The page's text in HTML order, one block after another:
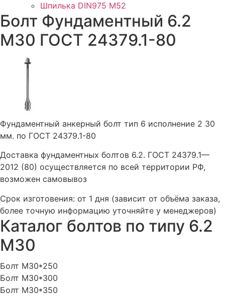
Шпилька DIN975 М52
Болт Фундаментный 6.2
М30 ГОСТ 24379.1-80
Фундаментный анкерный болт тип 6 исполнение 2 30
мм. по ГОСТ 24379.1-80
Доставка фундаментных болтов 6.2. ГОСТ 24379.1—
2012 (80) осуществляется по всей территории РФ,
возможен самовывоз
Срок изготовения: от 1 дня (зависит от объёма заказа,
более точную информацию уточняйте у менеджеров)
Каталог болтов по типу 6.2
М30
Болт М30*250
Болт М30*300
Болт М30*350